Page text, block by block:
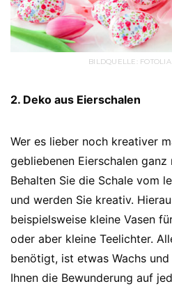
BILDQUELLE:
2. Deko aus Eierschalen
Wer es lieber noch kreativer
gebliebenen Eierschalen ganz
Behalten Sie die Schale vom
und werden Sie kreativ.
beispielsweise kleine Vasen
oder aber kleine Teelichter.
benötigt, ist etwas Wachs
Ihnen die Bewunderung auf